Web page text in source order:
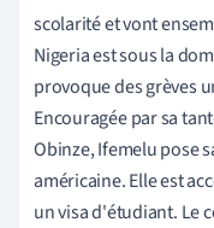
scolarité et vont
Nigeria est sous la
provoque des grèves
Encouragée par sa
Obinze, Ifemelu pose
américaine. Elle est
un visa d'étudiant. Le